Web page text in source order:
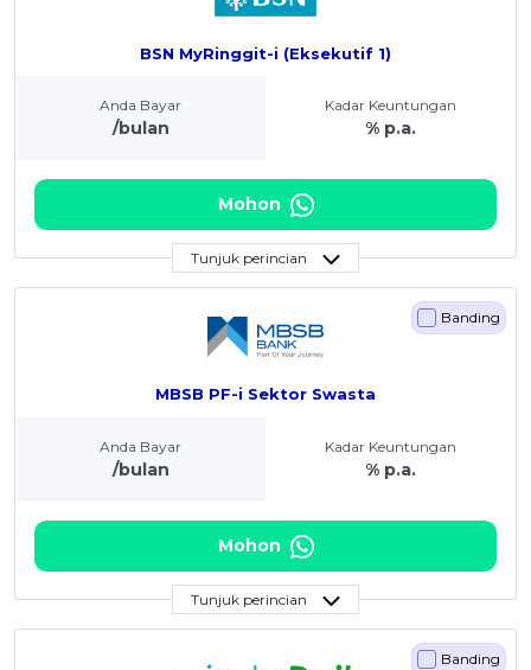
BSN MyRinggit-i (Eksekutif 1)
Anda Bayar
/bulan
Kadar Keuntungan
% p.a.
Mohon
Tunjuk perincian
MBSB PF-i Sektor Swasta
Banding
Anda Bayar
/bulan
Kadar Keuntungan
% p.a.
Mohon
Tunjuk perincian
Banding